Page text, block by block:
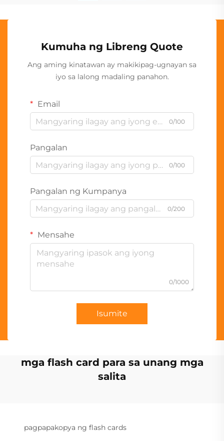
Kumuha ng Libreng Quote
Ang aming kinatawan ay makikipag-ugnayan sa
iyo sa lalong madaling panahon.
Email
0/100
Pangalan
0/100
Pangalan ng Kumpanya
0/200
Mensahe
0/1000
Isumite
mga flash card para sa unang mga
salita
pagpapakopya ng flash cards